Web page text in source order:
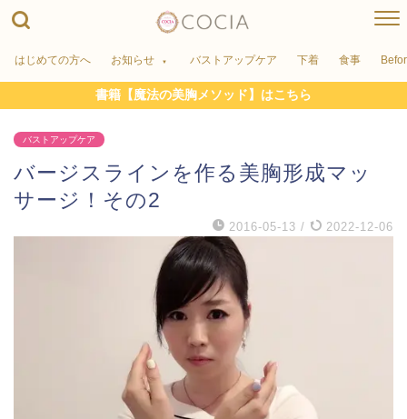
はじめての方へ お知らせ バストアップケア 下着 食事
書籍【魔法の美胸メソッド】はこちら
バストアップケア
バージスラインを作る美胸形成マッ
サージ！その2
2016-05-13 / 2022-12-06